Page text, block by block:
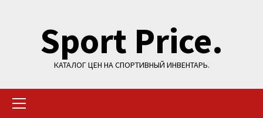
содержимомуSport Price.
КАТАЛОГ ЦЕН НА СПОРТИВНЫЙ ИНВЕНТАРЬ.
меню